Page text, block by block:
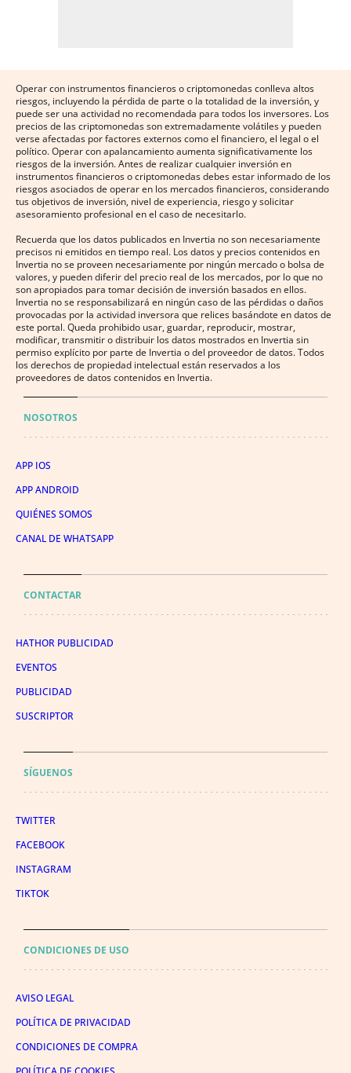
Operar con instrumentos financieros o criptomonedas conlleva altos
riesgos, incluyendo la pérdida de parte o la totalidad de la inversión, y
puede ser una actividad no recomendada para todos los inversores. Los
precios de las criptomonedas son extremadamente volátiles y pueden
verse afectadas por factores externos como el financiero, el legal o el
político. Operar con apalancamiento aumenta significativamente los
riesgos de la inversión. Antes de realizar cualquier inversión en
instrumentos financieros o criptomonedas debes estar informado de los
riesgos asociados de operar en los mercados financieros, considerando
tus objetivos de inversión, nivel de experiencia, riesgo y solicitar
asesoramiento profesional en el caso de necesitarlo.
Recuerda que los datos publicados en Invertia no son necesariamente
precisos ni emitidos en tiempo real. Los datos y precios contenidos en
Invertia no se proveen necesariamente por ningún mercado o bolsa de
valores, y pueden diferir del precio real de los mercados, por lo que no
son apropiados para tomar decisión de inversión basados en ellos.
Invertia no se responsabilizará en ningún caso de las pérdidas o daños
provocadas por la actividad inversora que relices basándote en datos de
este portal. Queda prohibido usar, guardar, reproducir, mostrar,
modificar, transmitir o distribuir los datos mostrados en Invertia sin
permiso explícito por parte de Invertia o del proveedor de datos. Todos
los derechos de propiedad intelectual están reservados a los
proveedores de datos contenidos en Invertia.
NOSOTROS
APP IOS
APP ANDROID
QUIÉNES SOMOS
CANAL DE WHATSAPP
CONTACTAR
HATHOR PUBLICIDAD
EVENTOS
PUBLICIDAD
SUSCRIPTOR
SÍGUENOS
TWITTER
FACEBOOK
INSTAGRAM
TIKTOK
CONDICIONES DE USO
AVISO LEGAL
POLÍTICA DE PRIVACIDAD
CONDICIONES DE COMPRA